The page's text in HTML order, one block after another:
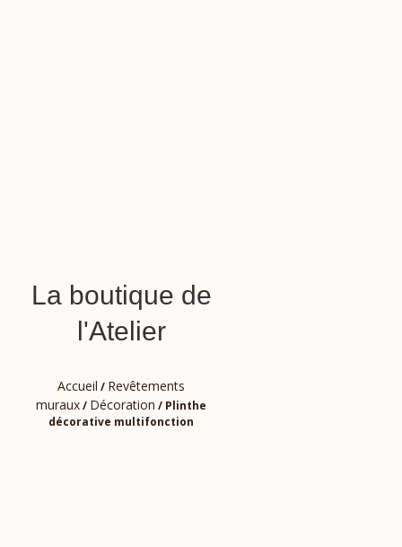
La boutique de
l'Atelier
Accueil / Revêtements
muraux/ Décoration / Plinthe
décorative multifonction